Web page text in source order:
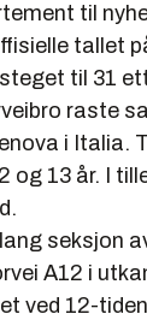
til
tallet
til 31
raste
i Italia.
og 13 år. I
seksjon
A12 i
ved 12-